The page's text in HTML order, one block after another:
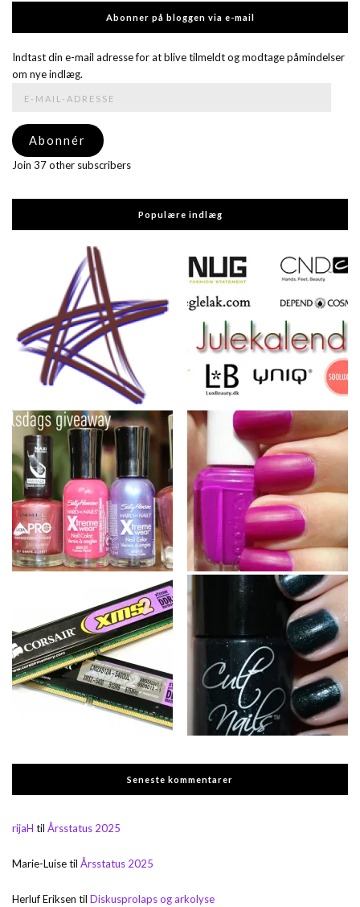
Abonner på bloggen via e-mail
Indtast din e-mail adresse for at blive tilmeldt og modtage påmindelser
om nye indlæg.
adresse
Abonnér
Join 37 other subscribers
Populære indlæg
Seneste kommentarer
rijaH til Årsstatus 2025
Marie-Luisetil Årsstatus 2025
Herluf Eriksen til Diskusprolaps og arkolyse